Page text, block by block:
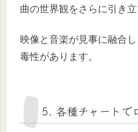
曲の世界観をさらに引き立
映像と音楽が見事に融合
毒性があります。
5. 各種チャートで